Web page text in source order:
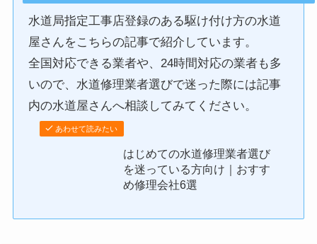
水道局指定工事店登録のある駆け付け方の水道
屋さんをこちらの記事で紹介しています。
全国対応できる業者や、24時間対応の業者も多
いので、水道修理業者選びで迷った際には記事
内の水道屋さんへ相談してみてください。
あわせて読みたい
はじめての水道修理業者選び
を迷っている方向け｜おすす
め修理会社6選